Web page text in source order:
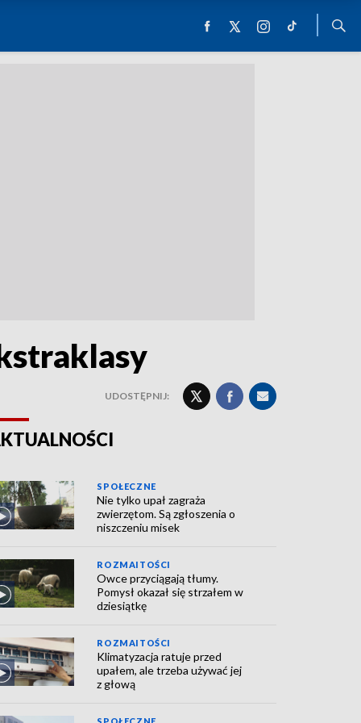
UDOSTĘPNIJ:
SPOŁECZNE
Nie tylko upał zagraża
zwierzętom. Są zgłoszenia o
niszczeniu misek
ROZMAITOŚCI
Owce przyciągają tłumy.
Pomysł okazał się strzałem w
dziesiątkę
ROZMAITOŚCI
Klimatyzacja ratuje przed
upałem, ale trzeba używać jej
z głową